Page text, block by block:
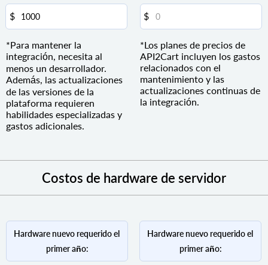
*Para mantener la
integración, necesita al
menos un desarrollador.
Además, las actualizaciones
de las versiones de la
plataforma requieren
habilidades especializadas y
gastos adicionales.
*Los planes de precios de
API2Cart incluyen los gastos
relacionados con el
mantenimiento y las
actualizaciones continuas de
la integración.
Costos de hardware de servidor
Hardware nuevo requerido el
primer año:
Hardware nuevo requerido el
primer año: